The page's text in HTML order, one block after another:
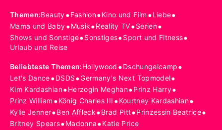
Themen:Beauty•Fashion•Kino und Film •Liebe•
Mama und Baby•Musik•Reality TV•Serien•
Shows und Sonstige•Sonstiges•Sport und Fitness•
Urlaub und Reise
Beliebteste Themen:Hollywood •Dschungelcamp•
Let's Dance•DSDS•Germany's Next Topmodel•
Kim Kardashian•Herzogin Meghan•Prinz Harry•
Prinz William •König Charles III •Kourtney Kardashian•
Kylie Jenner•Ben Affleck•Brad Pitt•Prinzessin Beatrice•
Britney Spears•Madonna•Katie Price